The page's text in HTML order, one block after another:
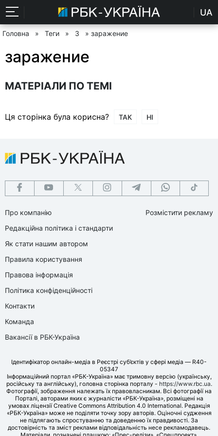
UA
Головна » Теги » З » заражение
заражение
МАТЕРІАЛИ ПО ТЕМІ
Ця сторінка була корисна? ТАК НІ
Про компанію
Редакційна політика і стандарти
Як стати нашим автором
Правила користування
Правова інформація
Політика конфіденційності
Контакти
Команда
Вакансії в РБК-Україна
Розмістити рекламу
Ідентифікатор онлайн-медіа в Реєстрі суб’єктів у сфері медіа — R40-
05347
Інформаційний портал «РБК-Україна» має тримовну версію (українську,
російську та англійську), головна сторінка порталу - https://www.rbc.ua.
Фотографії, зображення належать їх правовласникам. Всі фотографії на
Порталі, авторами яких є журналісти «РБК-Україна», розміщені на
умовах ліцензії Creative Commons Attribution 4.0 International. Редакція
«РБК-Україна» може не поділяти точку зору авторів. Оціночні судження
не підлягають спростуванню та доведенню їх правдивості. За
достовірність та зміст реклами відповідальність несе рекламодавець.